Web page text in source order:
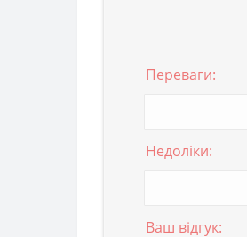
Переваги:
Недоліки:
Ваш відгук: